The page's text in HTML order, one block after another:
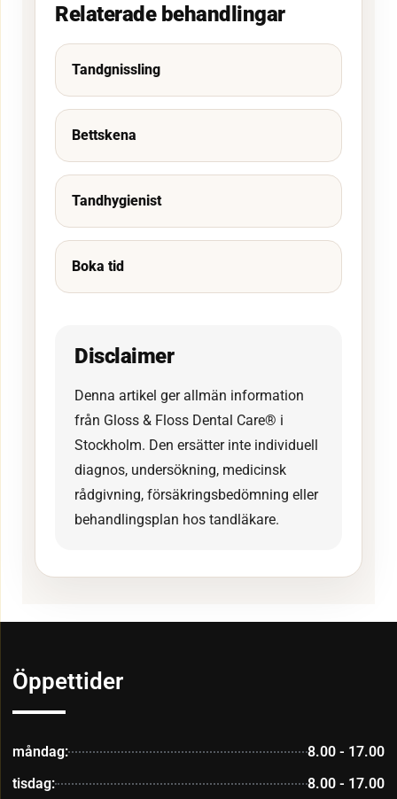
Relaterade behandlingar
Tandgnissling
Bettskena
Tandhygienist
Boka tid
Disclaimer
Denna artikel ger allmän information
från Gloss & Floss Dental Care® i
Stockholm. Den ersätter inte individuell
diagnos, undersökning, medicinsk
rådgivning, försäkringsbedömning eller
behandlingsplan hos tandläkare.
Öppettider
måndag:
8.00 - 17.00
tisdag:
8.00 - 17.00